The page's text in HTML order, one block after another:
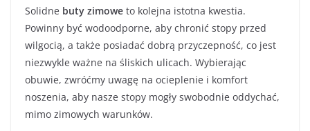
Solidne buty zimowe to kolejna istotna kwestia.
Powinny być wodoodporne, aby chronić stopy przed
wilgocią, a także posiadać dobrą przyczepność, co jest
niezwykle ważne na śliskich ulicach. Wybierając
obuwie, zwróćmy uwagę na ocieplenie i komfort
noszenia, aby nasze stopy mogły swobodnie oddychać,
mimo zimowych warunków.